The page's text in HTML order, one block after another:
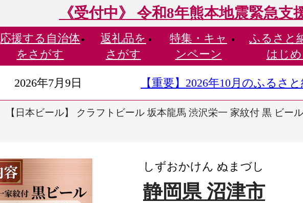
《受付中》 令和8年熊本地震緊急支
応援する 自治体
をさがす
返礼品を
さがす
特集・ キャ
ンペーン
ふるさと
はじ
2026年7月9日 【重要】2026年10月のふるさ
【日本ビール】 クラフトビール 坂本龍馬 渋沢栄一 家紋付 黒 ビー
しずおかけん ぬまづし
静岡県 沼津市